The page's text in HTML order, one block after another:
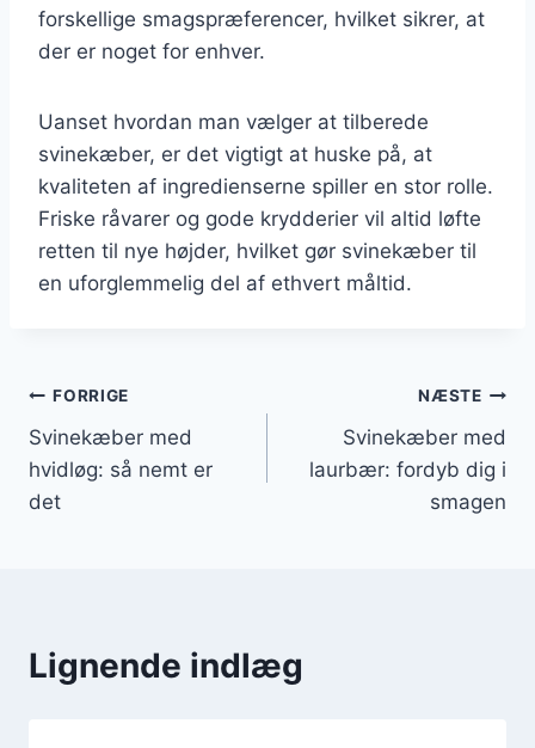
forskellige smagspræferencer, hvilket sikrer, at
der er noget for enhver.
Uanset hvordan man vælger at tilberede
svinekæber, er det vigtigt at huske på, at
kvaliteten af ingredienserne spiller en stor rolle.
Friske råvarer og gode krydderier vil altid løfte
retten til nye højder, hvilket gør svinekæber til
en uforglemmelig del af ethvert måltid.
Indlægsnavigation
FORRIGE
Svinekæber med
hvidløg: så nemt er
det
NÆSTE
Svinekæber med
laurbær: fordyb dig i
smagen
Lignende indlæg